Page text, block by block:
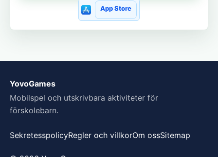
App Store
YovoGames
Mobilspel och utskrivbara aktiviteter för
förskolebarn.
SekretesspolicyRegler och villkorOm ossSitemap